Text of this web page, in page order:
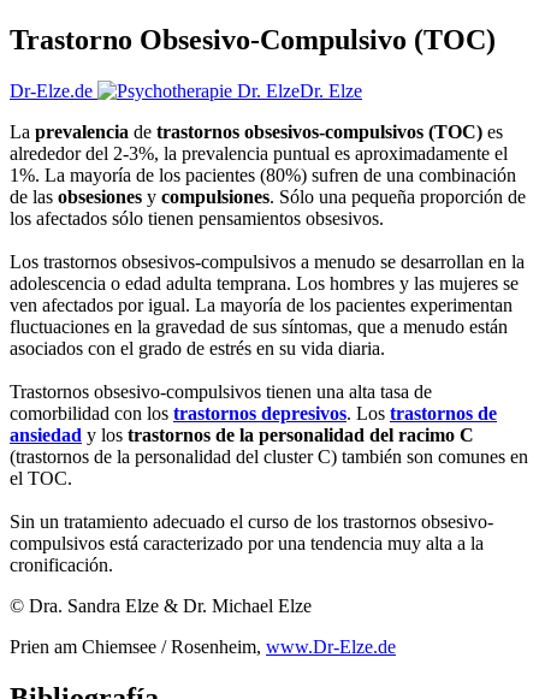
Trastorno Obsesivo-Compulsivo (TOC)
Dr-Elze.de
Dr. Elze
La prevalencia de trastornos obsesivos-compulsivos (TOC) es
alrededor del 2-3%, la prevalencia puntual es aproximadamente el
1%. La mayoría de los pacientes (80%) sufren de una combinación
de las obsesiones y compulsiones. Sólo una pequeña proporción de
los afectados sólo tienen pensamientos obsesivos.
Los trastornos obsesivos-compulsivos a menudo se desarrollan en la
adolescencia o edad adulta temprana. Los hombres y las mujeres se
ven afectados por igual. La mayoría de los pacientes experimentan
fluctuaciones en la gravedad de sus síntomas, que a menudo están
asociados con el grado de estrés en su vida diaria.
Trastornos obsesivo-compulsivos tienen una alta tasa de
comorbilidad con los trastornos depresivos. Los trastornos de
ansiedad y los trastornos de la personalidad del racimo C
(trastornos de la personalidad del cluster C) también son comunes en
el TOC.
Sin un tratamiento adecuado el curso de los trastornos obsesivo-
compulsivos está caracterizado por una tendencia muy alta a la
cronificación.
© Dra. Sandra Elze & Dr. Michael Elze
Prien am Chiemsee / Rosenheim, www.Dr-Elze.de